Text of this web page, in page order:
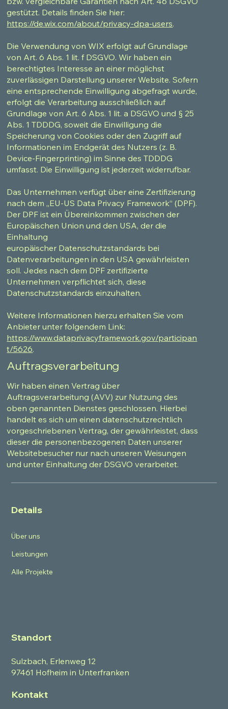
Auftragsverarbeitung
Wir haben einen Vertrag über
Auftragsverarbeitung (AVV) zur Nutzung des
oben genannten Dienstes geschlossen. Hierbei
handelt es sich um einen datenschutzrechtlich
vorgeschriebenen Vertrag, der gewährleistet, dass
dieser die personenbezogenen Daten unserer
Websitebesucher nur nach unseren Weisungen
und unter Einhaltung der DSGVO verarbeitet.
gestützt. Details finden Sie hier:
https://de.wix.com/about/privacy-dpa-users.
Die Verwendung von WIX erfolgt auf Grundlage
von Art. 6 Abs. 1 lit. f DSGVO. Wir haben ein
berechtigtes Interesse an einer möglichst
zuverlässigen Darstellung unserer Website. Sofern
eine entsprechende Einwilligung abgefragt wurde,
erfolgt die Verarbeitung ausschließlich auf
Grundlage von Art. 6 Abs. 1 lit. a DSGVO und § 25
Abs. 1 TDDDG, soweit die Einwilligung die
Speicherung von Cookies oder den Zugriff auf
Informationen im Endgerät des Nutzers (z. B.
Device-Fingerprinting) im Sinne des TDDDG
umfasst. Die Einwilligung ist jederzeit widerrufbar.
Das Unternehmen verfügt über eine Zertifizierung
nach dem „EU-US Data Privacy Framework“ (DPF).
Der DPF ist ein Übereinkommen zwischen der
Europäischen Union und den USA, der die
Einhaltung
europäischer Datenschutzstandards bei
Datenverarbeitungen in den USA gewährleisten
soll. Jedes nach dem DPF zertifizierte
Unternehmen verpflichtet sich, diese
Datenschutzstandards einzuhalten.
Weitere Informationen hierzu erhalten Sie vom
Anbieter unter folgendem Link:
https://www.dataprivacyframework.gov/participan
t/5626.
Details
Über uns
Leistungen
Alle Projekte
Standort
Sulzbach, Erlenweg 12
97461 Hofheim in Unterfranken
Kontakt